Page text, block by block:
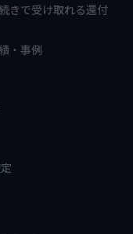
きで受け取れる還付
・事例